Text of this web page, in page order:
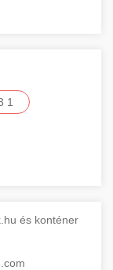
1
és konténer